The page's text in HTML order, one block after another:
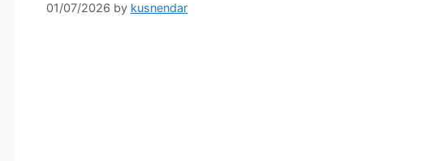
01/07/2026 by kusnendar